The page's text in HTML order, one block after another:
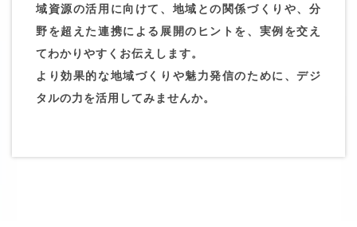
域資源の活用に向けて、地域との関係づくりや、分
野を超えた連携による展開のヒントを、実例を交え
てわかりやすくお伝えします。
より効果的な地域づくりや魅力発信のために、デジ
タルの力を活用してみませんか。